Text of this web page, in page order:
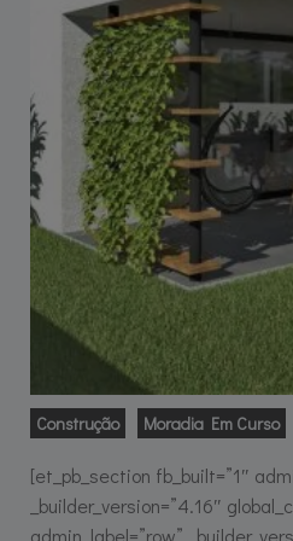
Construção Moradia Em Curso
[et_pb_section fb_built=”1″
_builder_version=”4.16″
admin_label=”row”